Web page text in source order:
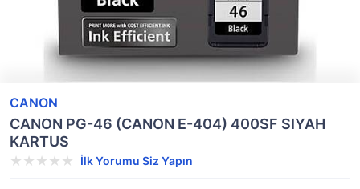
CANON
CANON PG-46 (CANON E-404) 400SF SIYAH
KARTUS
İlk Yorumu Siz Yapın